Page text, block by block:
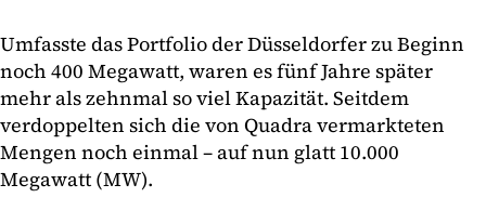
Umfasste das Portfolio der Düsseldorfer zu Beginn
noch 400 Megawatt, waren es fünf Jahre später
mehr als zehnmal so viel Kapazität. Seitdem
verdoppelten sich die von Quadra vermarkteten
Mengen noch einmal – auf nun glatt 10.000
Megawatt (MW).